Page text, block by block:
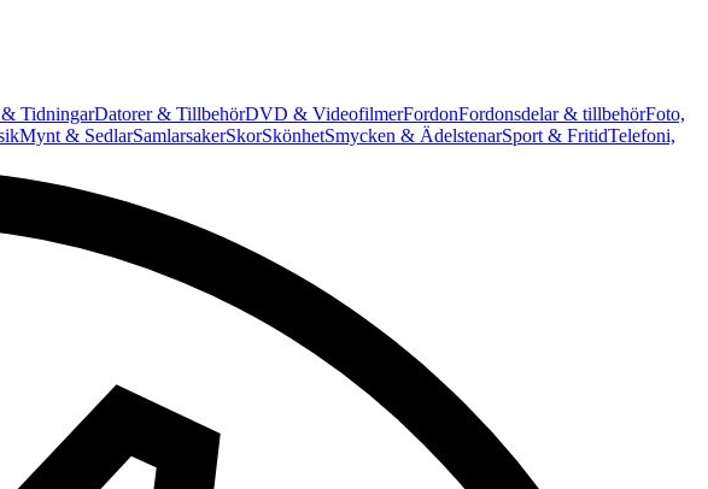
TidningarDatorer & TillbehörDVD & VideofilmerFordonFordonsdelar & tillbehörFoto,
Mynt & SedlarSamlarsakerSkorSkönhetSmycken & ÄdelstenarSport & FritidTelefoni,